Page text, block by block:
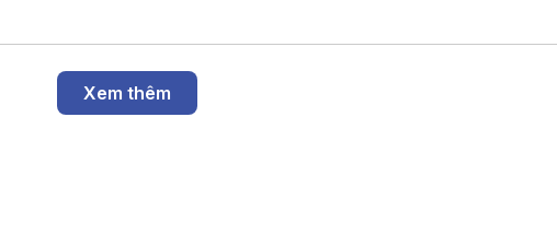
Xem thêm